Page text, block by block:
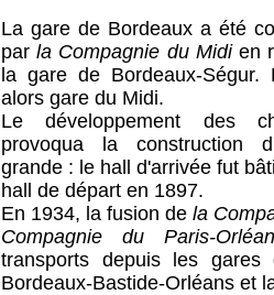
La gare de Bordeaux a été
parla Compagnie du Midien
la gare de Bordeaux-Ségur.
alors gare du Midi.
Le développement des
provoqua la construction
grande : le hall d'arrivée fut
hall de départ en 1897.
En 1934, la fusion dela
Compagnie du Paris-
transports depuis les
Bordeaux-Bastide-Orléans et